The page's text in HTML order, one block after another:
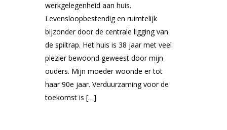
werkgelegenheid aan huis.
Levensloopbestendig en ruimtelijk
bijzonder door de centrale ligging van
de spiltrap. Het huis is 38 jaar met veel
plezier bewoond geweest door mijn
ouders. Mijn moeder woonde er tot
haar 90e jaar. Verduurzaming voor de
toekomst is […]